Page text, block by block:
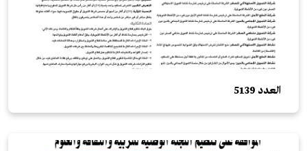
العدد 5139